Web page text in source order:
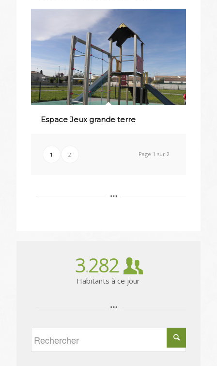
Espace Jeux grande terre
Page 1 sur 2
1 2
3.282
Habitants à ce jour